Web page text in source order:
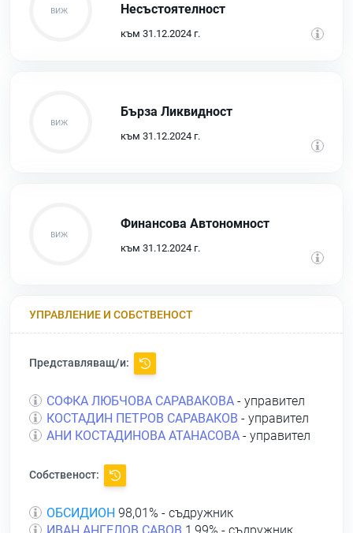
Несъстоятелност
към 31.12.2024 г.
Бърза Ликвидност
към 31.12.2024 г.
Финансова Автономност
към 31.12.2024 г.
УПРАВЛЕНИЕ И СОБСТВЕНОСТ
Представляващ/и:
СОФКА ЛЮБЧОВА САРАВАКОВА - управител
КОСТАДИН ПЕТРОВ САРАВАКОВ - управител
АНИ КОСТАДИНОВА АТАНАСОВА - управител
Собственост:
ОБСИДИОН 98,01% - съдружник